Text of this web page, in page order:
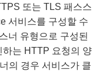
또는 TLS 패스스
서비스를 구성할 수
너 유형으로 구성된
는 HTTP 요청의 양
의 경우 서비스가 클